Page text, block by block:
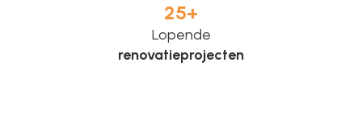
25+
Lopende
renovatieprojecten